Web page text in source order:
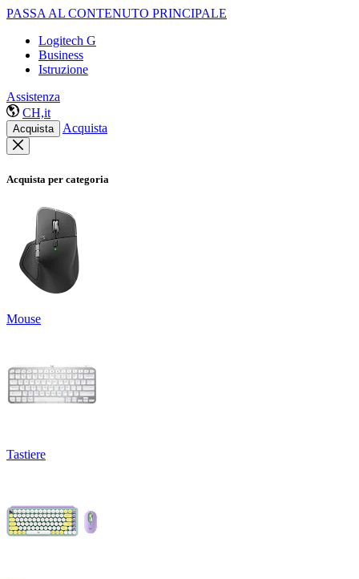
PASSA AL CONTENUTO PRINCIPALE
Logitech G
Business
Istruzione
Assistenza
CH,it
Acquista Acquista
Acquista per categoria
Mouse
Tastiere